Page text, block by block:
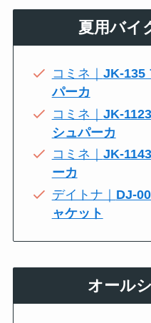
夏用バイ
コミネ｜ JK-135
パーカ
コミネ｜ JK-
シュパーカ
コミネ｜ JK-
ーカ
デイトナ｜ DJ-
ャケット
オール